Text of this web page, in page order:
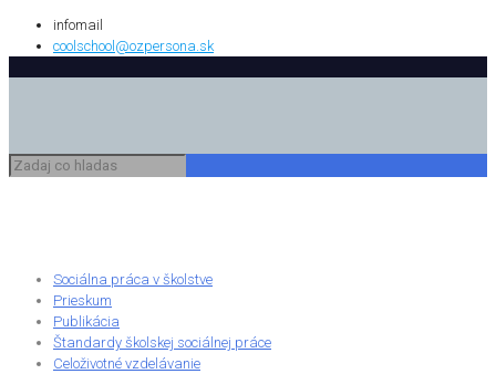
infomail
coolschool@ozpersona.sk
Sociálna práca v školstve
Prieskum
Publikácia
Štandardy školskej sociálnej práce
Celoživotné vzdelávanie